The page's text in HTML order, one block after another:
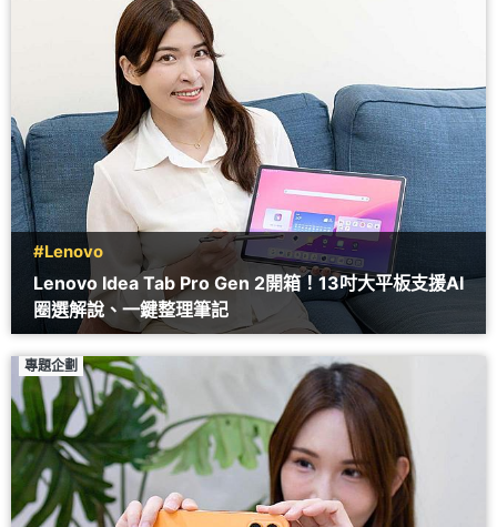
#Lenovo
Lenovo Idea Tab Pro Gen 2開箱！13吋大平板支援AI
圈選解說、一鍵整理筆記
專題企劃